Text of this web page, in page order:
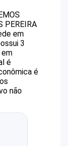
PEREIRA
em
3
é
é
não